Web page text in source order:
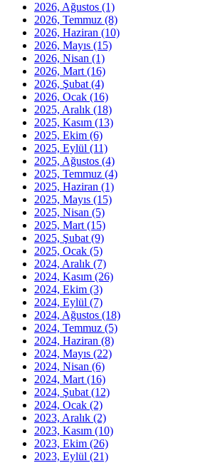
2026, Ağustos (1)
2026, Temmuz (8)
2026, Haziran (10)
2026, Mayıs (15)
2026, Nisan (1)
2026, Mart (16)
2026, Şubat (4)
2026, Ocak (16)
2025, Aralık (18)
2025, Kasım (13)
2025, Ekim (6)
2025, Eylül (11)
2025, Ağustos (4)
2025, Temmuz (4)
2025, Haziran (1)
2025, Mayıs (15)
2025, Nisan (5)
2025, Mart (15)
2025, Şubat (9)
2025, Ocak (5)
2024, Aralık (7)
2024, Kasım (26)
2024, Ekim (3)
2024, Eylül (7)
2024, Ağustos (18)
2024, Temmuz (5)
2024, Haziran (8)
2024, Mayıs (22)
2024, Nisan (6)
2024, Mart (16)
2024, Şubat (12)
2024, Ocak (2)
2023, Aralık (2)
2023, Kasım (10)
2023, Ekim (26)
2023, Eylül (21)